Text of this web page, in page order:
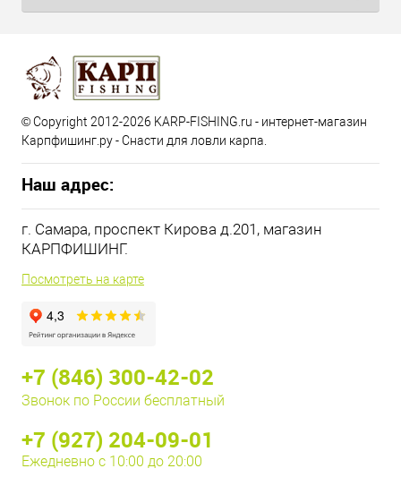
© Copyright 2012-2026 KARP-FISHING.ru - интернет-магазин
Карпфишинг.ру - Снасти для ловли карпа.
Наш адрес:
г. Самара, проспект Кирова д.201, магазин
КАРПФИШИНГ.
Посмотреть на карте
+7 (846) 300-42-02
Звонок по России бесплатный
+7 (927) 204-09-01
Ежедневно с 10:00 до 20:00